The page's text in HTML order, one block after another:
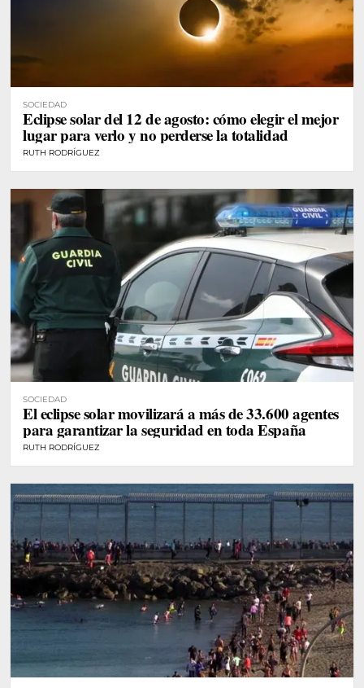
SOCIEDAD
Eclipse solar del 12 de agosto: cómo elegir el mejor
lugar para verlo y no perderse la totalidad
RUTH RODRÍGUEZ
SOCIEDAD
El eclipse solar movilizará a más de 33.600 agentes
para garantizar la seguridad en toda España
RUTH RODRÍGUEZ